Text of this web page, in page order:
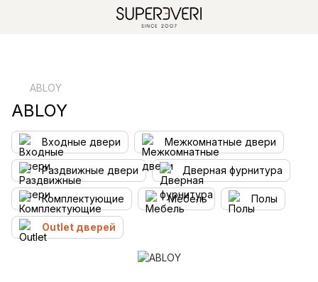
ABLOY
ABLOY
Входные двери Межкомнатные двери
Раздвижные двери Дверная фурнитура
Комплектующие Мебель Полы
Outlet дверей